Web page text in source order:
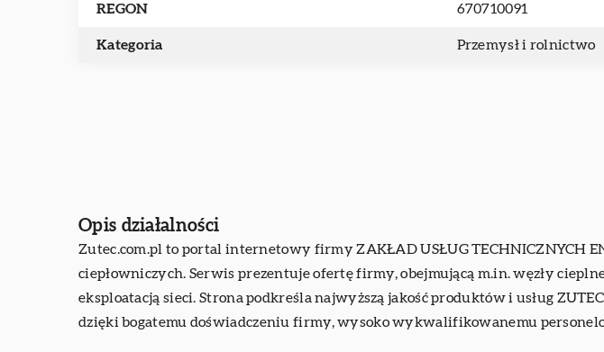
REGON 670710091
Kategoria Przemysł i rolnictwo
Opis działalności
Zutec.com.pl to portal internetowy firmy ZAKŁAD USŁUG TECHNICZNYCH
ciepłowniczych. Serwis prezentuje ofertę firmy, obejmującą m.in. węzły
eksploatacją sieci. Strona podkreśla najwyższą jakość produktów i usług
dzięki bogatemu doświadczeniu firmy, wysoko wykwalifikowanemu